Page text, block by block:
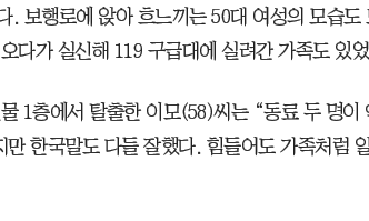
. 보행로에 앉아 흐느끼는 50대 여성의 모습
다가 실신해 119 구급대에 실려간 가족도 있
1층에서 탈출한 이모(58)씨는 “동료 두 명이
만 한국말도 다들 잘했다. 힘들어도 가족처럼